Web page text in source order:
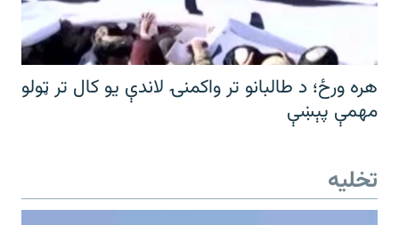
هره ورځ؛ د طالبانو تر واکمنۍ لاندې یو کال تر ټولو
مهمې پېښې
تخلیه